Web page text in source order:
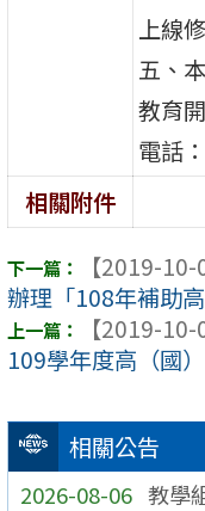
相關公告
2026-08-06 教學
上線
五、
教育
電話
相關附件
【2019-10-
辦理「108年補助
【2019-10-
109學年度高（國